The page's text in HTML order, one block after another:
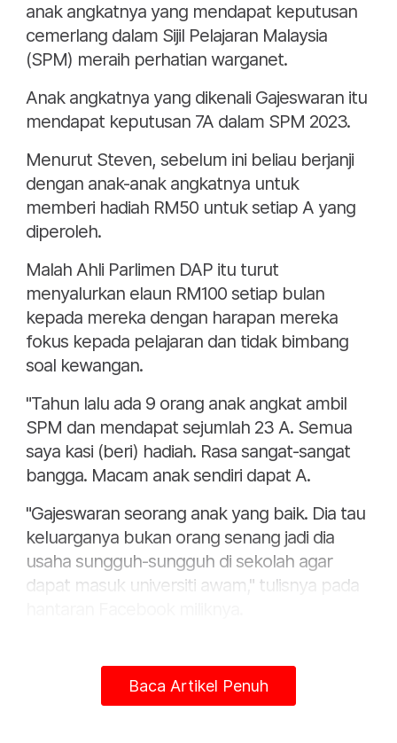
anak angkatnya yang mendapat keputusan
cemerlang dalam Sijil Pelajaran Malaysia
(SPM) meraih perhatian warganet.
Anak angkatnya yang dikenali Gajeswaran itu
mendapat keputusan 7A dalam SPM 2023.
Menurut Steven, sebelum ini beliau berjanji
dengan anak-anak angkatnya untuk
memberi hadiah RM50 untuk setiap A yang
diperoleh.
Malah Ahli Parlimen DAP itu turut
menyalurkan elaun RM100 setiap bulan
kepada mereka dengan harapan mereka
fokus kepada pelajaran dan tidak bimbang
soal kewangan.
"Tahun lalu ada 9 orang anak angkat ambil
SPM dan mendapat sejumlah 23 A. Semua
saya kasi (beri) hadiah. Rasa sangat-sangat
bangga. Macam anak sendiri dapat A.
"Gajeswaran seorang anak yang baik. Dia tau
keluarganya bukan orang senang jadi dia
usaha sungguh-sungguh di sekolah agar
dapat masuk universiti awam," tulisnya pada
Baca Artikel Penuh